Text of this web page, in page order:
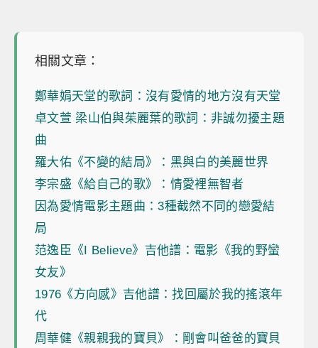
相關文章：
鄭華娟天堂的歌詞：沒有愛情的地方沒有天堂
卓文萱 梁山伯與茱麗葉的歌詞：非誠勿擾主題
曲
羅大佑《不變的結局》：黑與白的美麗世界
李宗盛《給自己的歌》：情愛裡無智者
因為愛情電影主題曲：3種截然不同的戀愛結
局
范逸臣《I Believe》吉他譜：電影《我的野蠻
女友》
1976《方向感》吉他譜：找回屬於我的搖滾年
代
周華健《親親我的寶貝》：剛會叫爸爸的寶貝